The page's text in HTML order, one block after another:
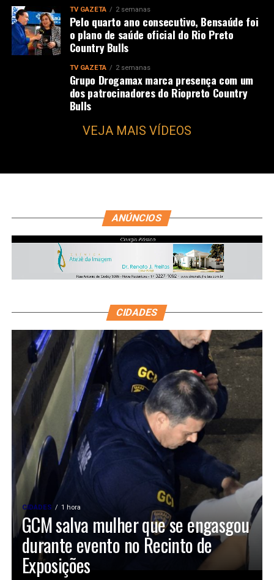
TV GAZETA 2 semanas
Pelo quarto ano consecutivo, Bensaúde foi
o plano de saúde oficial do Rio Preto
Country Bulls
TV GAZETA 2 semanas
Grupo Drogamax marca presença com um
dos patrocinadores do Riopreto Country
Bulls
VEJA MAIS VÍDEOS
ANÚNCIOS
CIDADES
CIDADES 1 hora
GCM salva mulher que se engasgou
durante evento no Recinto de
Exposições